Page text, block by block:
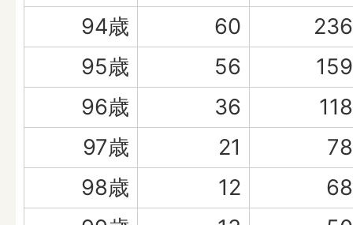
94歳
60
236
95歳
56
159
96歳
36
118
97歳
21
78
98歳
12
68